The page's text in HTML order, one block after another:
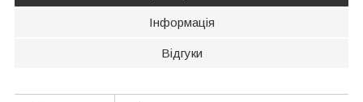
Інформація
Відгуки